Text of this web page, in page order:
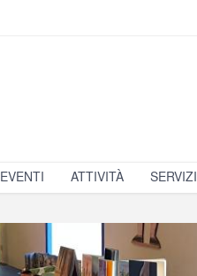
EVENTI ATTIVITÀ SERVIZI